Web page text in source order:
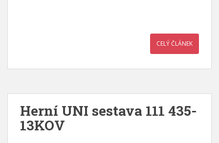
CELÝ ČLÁNEK
Herní UNI sestava 111 435-
13KOV